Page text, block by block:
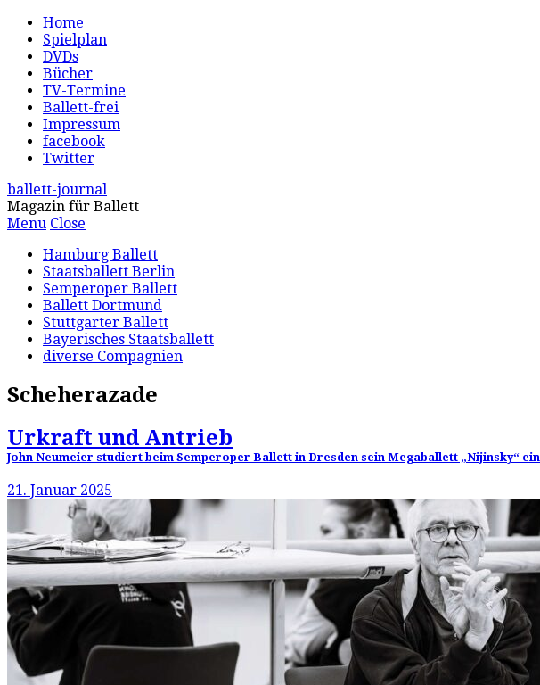
Home
Spielplan
DVDs
Bücher
TV-Termine
Ballett-frei
Impressum
facebook
Twitter
ballett-journal
Magazin für Ballett
Menu Close
Hamburg Ballett
Staatsballett Berlin
Semperoper Ballett
Ballett Dortmund
Stuttgarter Ballett
Bayerisches Staatsballett
diverse Compagnien
Scheherazade
Urkraft und Antrieb
John Neumeier studiert beim Semperoper Ballett in Dresden sein Megaballett „Nijinsky“ ein
21. Januar 2025